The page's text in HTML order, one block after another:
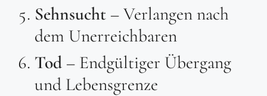
Sehnsucht – Verlangen nach
dem Unerreichbaren
Tod – Endgültiger Übergang
und Lebensgrenze